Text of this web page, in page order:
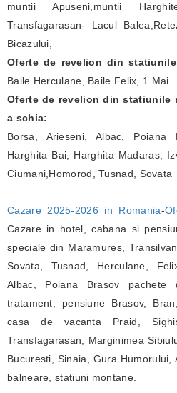
muntii Apuseni,muntii
Transfagarasan- Lacul
Bicazului,
Oferte de revelion din statiunile
Baile Herculane, Baile Felix, 1 Mai
Oferte de revelion din statiunile
a schia:
Borsa, Arieseni, Albac, Poiana
Harghita Bai, Harghita Madaras,
Ciumani,Homorod, Tusnad, Sovata
Cazare 2025-2026 in Romania-
Cazare in hotel, cabana si
speciale din Maramures,
Sovata, Tusnad, Herculane,
Albac, Poiana Brasov
tratament, pensiune Brasov,
casa de vacanta Praid,
Transfagarasan, Marginimea
Bucuresti, Sinaia, Gura
balneare, statiuni montane.